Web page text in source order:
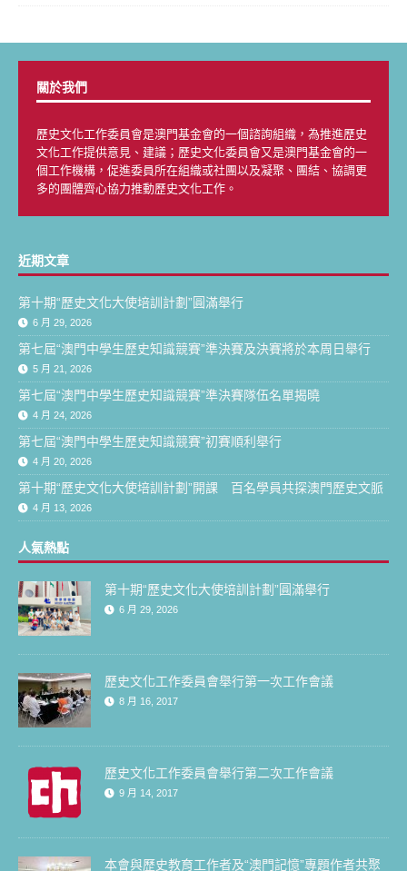
關於我們
歷史文化工作委員會是澳門基金會的一個諮詢組織，為推進歷史
文化工作提供意見、建議；歷史文化委員會又是澳門基金會的一
個工作機構，促進委員所在組織或社團以及凝聚、團結、協調更
多的團體齊心協力推動歷史文化工作。
近期文章
第十期“歷史文化大使培訓計劃”圓滿舉行
6 月 29, 2026
第七屆“澳門中學生歷史知識競賽”準決賽及決賽將於本周日舉行
5 月 21, 2026
第七屆“澳門中學生歷史知識競賽”準決賽隊伍名單揭曉
4 月 24, 2026
第七屆“澳門中學生歷史知識競賽”初賽順利舉行
4 月 20, 2026
第十期“歷史文化大使培訓計劃”開課 百名學員共探澳門歷史文脈
4 月 13, 2026
人氣熱點
第十期“歷史文化大使培訓計劃”圓滿舉行
6 月 29, 2026
歷史文化工作委員會舉行第一次工作會議
8 月 16, 2017
歷史文化工作委員會舉行第二次工作會議
9 月 14, 2017
本會與歷史教育工作者及“澳門記憶”專題作者共聚